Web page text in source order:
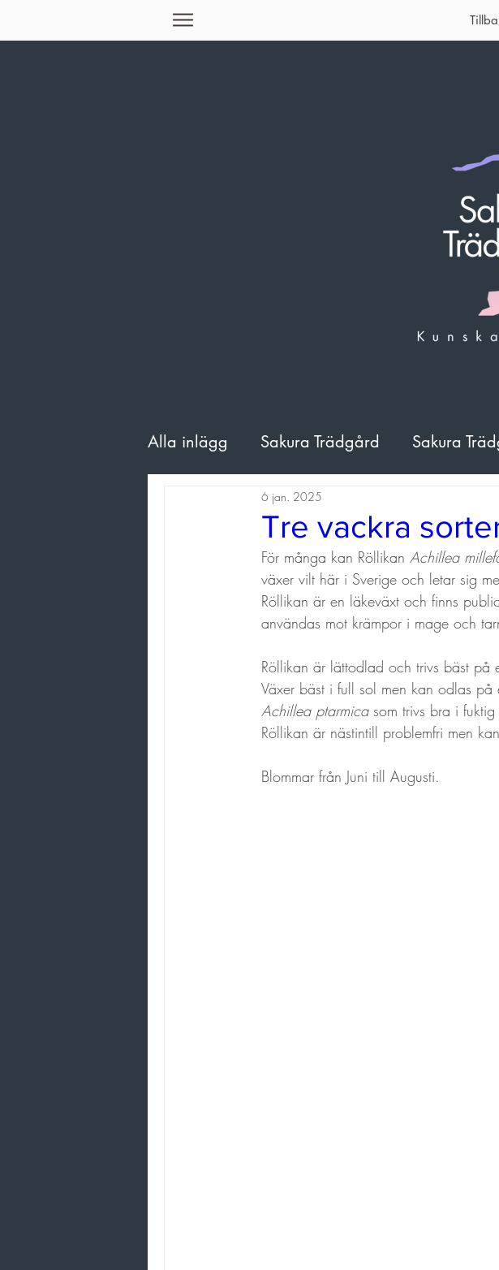
Alla inlägg Sakura Trädgård Sakura
Odling
Tre vackra
6 jan. 2025
För många kan Röllikan Achillea
växer vilt här i Sverige och letar sig
Röllikan är en läkeväxt och finns
användas mot krämpor i mage och
Röllikan är lättodlad och trivs bäst
Växer bäst i full sol men kan odlas
Achillea ptarmica som trivs bra i
Röllikan är nästintill problemfri men
Blommar från Juni till Augusti.